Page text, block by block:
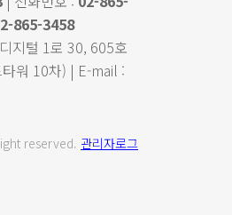
865-3458
지털 1로 30, 605호
워 10차) | E-mail :
reserved. 관리자로그